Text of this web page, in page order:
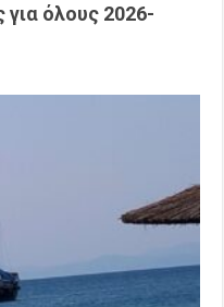
όλους 2026-